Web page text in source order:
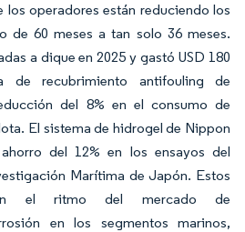
los operadores están reduciendo los
de 60 meses a tan solo 36 meses.
a dique en 2025 y gastó USD 180
de recubrimiento antifouling de
del 8% en el consumo de
El sistema de hidrogel de Nippon
del 12% en los ensayos del
Marítima de Japón. Estos
el ritmo del mercado de
en los segmentos marinos,